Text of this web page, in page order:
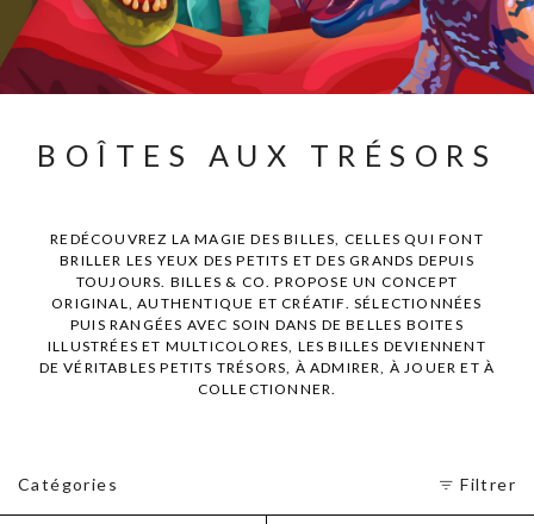
BOÎTES AUX TRÉSORS
REDÉCOUVREZ LA MAGIE DES BILLES, CELLES QUI FONT
BRILLER LES YEUX DES PETITS ET DES GRANDS DEPUIS
TOUJOURS. BILLES & CO. PROPOSE UN CONCEPT
ORIGINAL, AUTHENTIQUE ET CRÉATIF. SÉLECTIONNÉES
PUIS RANGÉES AVEC SOIN DANS DE BELLES BOITES
ILLUSTRÉES ET MULTICOLORES, LES BILLES DEVIENNENT
DE VÉRITABLES PETITS TRÉSORS, À ADMIRER, À JOUER ET À
COLLECTIONNER.
Catégories Filtrer